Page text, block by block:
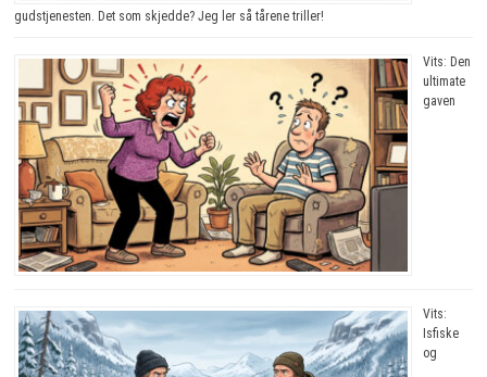
gudstjenesten. Det som skjedde? Jeg ler så tårene triller!
Vits: Den
ultimate
gaven
Vits:
Isfiske
og